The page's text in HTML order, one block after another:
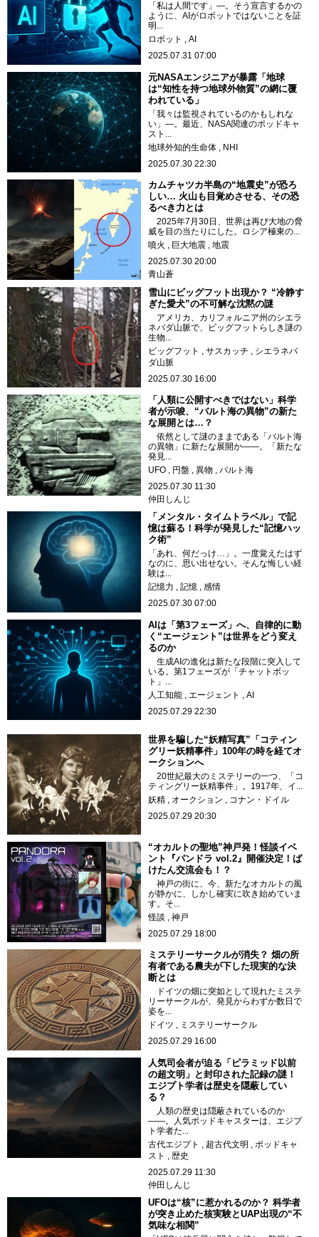
「私は人間です」―。そう宣言するかの
ように、AIがロボットではないことを証
明...
ロボット
AI
2025.07.31 07:00
元NASAエンジニアが暴露「地球
は“知性を持つ地球外物質”の網に覆
われている」
「我々は監視されているのかもしれな
い」―。最近、NASA関連のポッドキャ
スト...
地球外知的生命体
NHI
2025.07.30 22:30
カムチャツカ半島の“地震史”が恐ろ
しい… 火山も目覚めさせる、その恐
るべき力とは
2025年7月30日、世界は再び大地の脅
威を目の当たりにした。ロシア極東の...
噴火
巨大地震
地震
2025.07.30 20:00
青山蒼
雪山にビッグフット出現か？ “冷静す
ぎた愛犬”の不可解な沈黙の謎
アメリカ、カリフォルニア州のシエラ
ネバダ山脈で、ビッグフットらしき謎の
生物...
ビッグフット
サスカッチ
シエラネバ
ダ山脈
2025.07.30 16:00
「人類に公開すべきではない」科学
者が示唆、“バルト海の異物”の新た
な展開とは…？
依然として謎のままである「バルト海
の異物」に新たな展開か――。「新たな
発見...
UFO
円盤 異物
バルト海
2025.07.30 11:30
仲田しんじ
「メンタル・タイムトラベル」で記
憶は蘇る！科学が発見した“記憶ハッ
ク術”
「あれ、何だっけ…」。一度覚えたはず
なのに、思い出せない。そんな悔しい経
験は...
記憶力
記憶
感情
2025.07.30 07:00
AIは「第3フェーズ」へ、自律的に動
く“エージェント”は世界をどう変え
るのか
生成AIの進化は新たな段階に突入して
いる。第1フェーズが「チャットボッ
ト」...
人工知能
エージェント
AI
2025.07.29 22:30
世界を騙した“妖精写真”「コティン
グリー妖精事件」100年の時を経てオ
ークションへ
20世紀最大のミステリーの一つ、「コ
ティングリー妖精事件」。1917年、イ...
妖精
オークション
コナン・ドイル
2025.07.29 20:30
“オカルトの聖地”神戸発！怪談イベ
ント『パンドラ vol.2』開催決定！ば
けたん交流会も！？
神戸の街に、今、新たなオカルトの風
が静かに、しかし確実に吹き始めていま
す。そ...
怪談
神戸
2025.07.29 18:00
ミステリーサークルが消失？ 畑の所
有者である農夫が下した現実的な決
断とは
ドイツの畑に突如として現れたミステ
リーサークルが、発見からわずか数日で
姿を...
ドイツ
ミステリーサークル
2025.07.29 16:00
人気司会者が迫る「ピラミッド以前
の超文明」と封印された記録の謎！
エジプト学者は歴史を隠蔽してい
る？
人類の歴史は隠蔽されているのか
――。人気ポッドキャスターは、エジプ
ト学者た...
古代エジプト
超古代文明
ポッドキャ
スト
歴史
2025.07.29 11:30
仲田しんじ
UFOは“核”に惹かれるのか？ 科学者
が突き止めた核実験とUAP出現の“不
気味な相関”